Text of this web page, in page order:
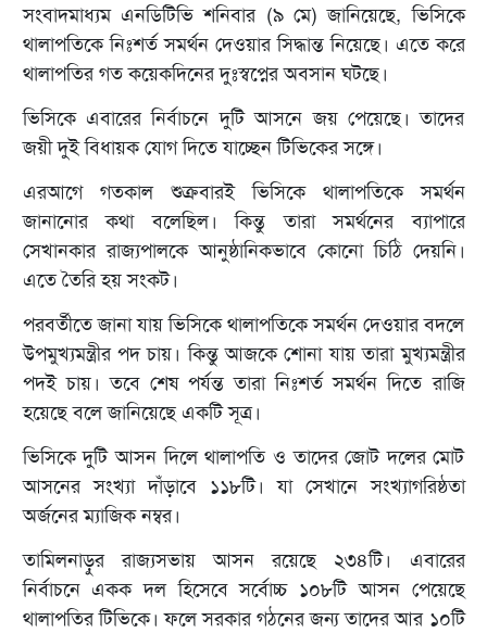
সংবাদমাধ্যম এনডিটিভি শনিবার (৯ মে) জানিয়েছে, ভিসিকে
থালাপতিকে নিঃশর্ত সমর্থন দেওয়ার সিদ্ধান্ত নিয়েছে। এতে করে
থালাপতির গত কয়েকদিনের দুঃস্বপ্নের অবসান ঘটছে।
ভিসিকে এবারের নির্বাচনে দুটি আসনে জয় পেয়েছে। তাদের
জয়ী দুই বিধায়ক যোগ দিতে যাচ্ছেন টিভিকের সঙ্গে।
এরআগে গতকাল শুক্রবারই ভিসিকে থালাপতিকে সমর্থন
জানানোর কথা বলেছিল। কিন্তু তারা সমর্থনের ব্যাপারে
সেখানকার রাজ্যপালকে আনুষ্ঠানিকভাবে কোনো চিঠি দেয়নি।
এতে তৈরি হয় সংকট।
পরবর্তীতে জানা যায় ভিসিকে থালাপতিকে সমর্থন দেওয়ার বদলে
উপমুখ্যমন্ত্রীর পদ চায়। কিন্তু আজকে শোনা যায় তারা মুখ্যমন্ত্রীর
পদই চায়। তবে শেষ পর্যন্ত তারা নিঃশর্ত সমর্থন দিতে রাজি
হয়েছে বলে জানিয়েছে একটি সূত্র।
ভিসিকে দুটি আসন দিলে থালাপতি ও তাদের জোট দলের মোট
আসনের সংখ্যা দাঁড়াবে ১১৮টি। যা সেখানে সংখ্যাগরিষ্ঠতা
অর্জনের ম্যাজিক নম্বর।
তামিলনাড়ুর রাজ্যসভায় আসন রয়েছে ২৩৪টি। এবারের
নির্বাচনে একক দল হিসেবে সর্বোচ্চ ১০৮টি আসন পেয়েছে
থালাপতির টিভিকে। ফলে সরকার গঠনের জন্য তাদের আর ১০টি